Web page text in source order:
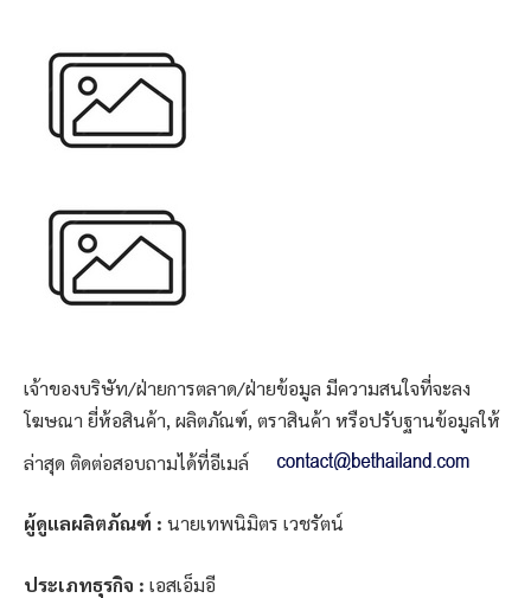
เจ้าของบริษัท/ฝ่ายการตลาด/ฝ่ายข้อมูล มีความสนใจที่จะลง
โฆษณา ยี่ห้อสินค้า, ผลิตภัณฑ์, ตราสินค้า หรือปรับฐานข้อมูลให้
ล่าสุด ติดต่อสอบถามได้ที่อีเมล์
ผู้ดูแลผลิตภัณฑ์ : นายเทพนิมิตร เวชรัตน์
ประเภทธุรกิจ : เอสเอ็มอี